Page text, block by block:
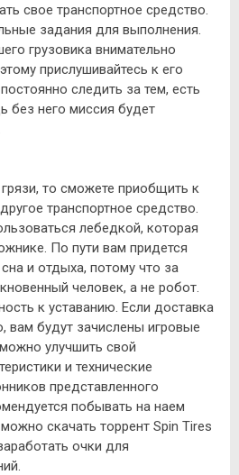
свое транспортное средство.
задания для выполнения.
грузовика внимательно
прислушивайтесь к его
следить за тем, есть
без него миссия будет
то сможете приобщить к
транспортное средство.
лебедкой, которая
По пути вам придется
и отдыха, потому что за
человек, а не робот.
к уставанию. Если доставка
вам будут зачислены игровые
улучшить свой
и технические
представленного
побывать на наем
скачать торрент Spin Tires
очки для